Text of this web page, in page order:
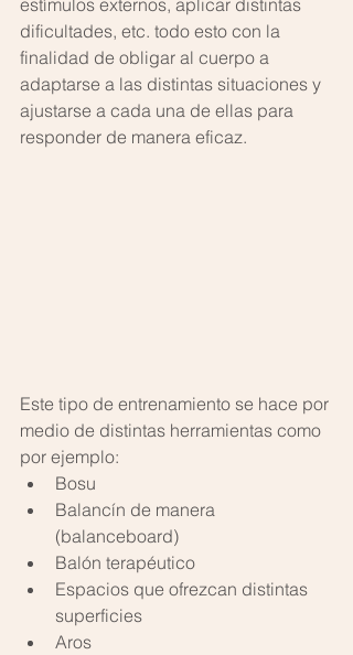
estímulos externos, aplicar distintas
dificultades, etc. todo esto con la
finalidad de obligar al cuerpo a
adaptarse a las distintas situaciones y
ajustarse a cada una de ellas para
responder de manera eficaz.
Este tipo de entrenamiento se hace por
medio de distintas herramientas como
por ejemplo:
Bosu
Balancín de manera
(balanceboard)
Balón terapéutico
Espacios que ofrezcan distintas
superficies
Aros